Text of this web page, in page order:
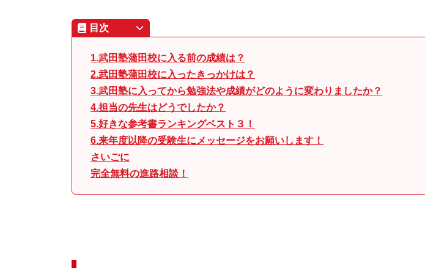
目次
1.武田塾蒲田校に入る前の成績は？
2.武田塾蒲田校に入ったきっかけは？
3.武田塾に入ってから勉強法や成績がどのように変わりましたか？
4.担当の先生はどうでしたか？
5.好きな参考書ランキングベスト３！
6.来年度以降の受験生にメッセージをお願いします！
さいごに
完全無料の進路相談！